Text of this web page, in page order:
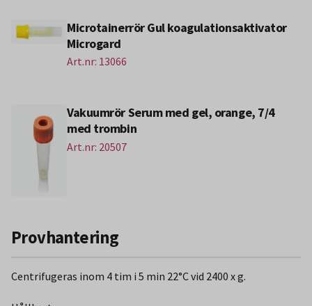
Microtainerrör Gul koagulationsaktivator
Microgard
Art.nr: 13066
Vakuumrör Serum med gel, orange, 7/4
med trombin
Art.nr: 20507
Provhantering
Centrifugeras inom 4 tim i 5 min 22°C vid 2400 x g.